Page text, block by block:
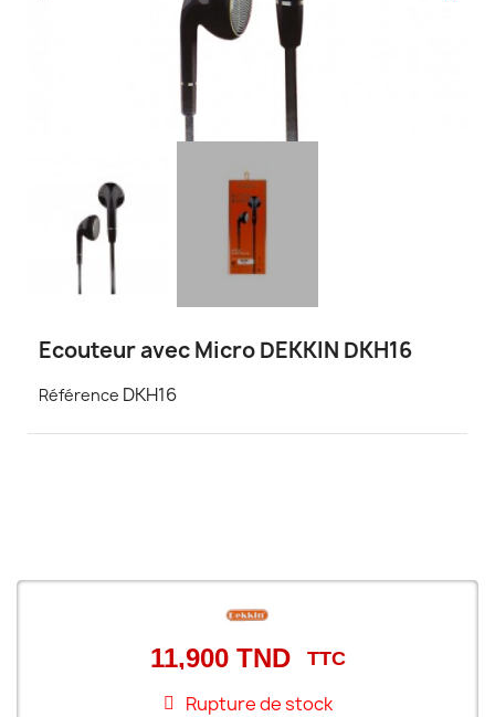
Ecouteur avec Micro DEKKIN DKH16
Référence DKH16
11,900 TND TTC
Rupture de stock